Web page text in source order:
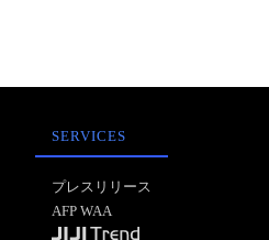
SERVICES
プレスリリース
AFP WAA